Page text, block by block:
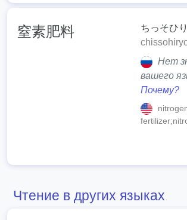
窒素肥料
ちっそひ
Нет
вашего
Почему?
Чтение в других языках